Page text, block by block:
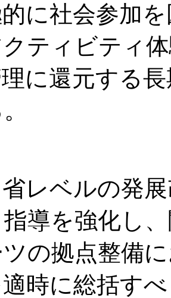
に社会参加
ティビティ
に還元する
レベルの発
導を強化し
の拠点整備
時に総括す